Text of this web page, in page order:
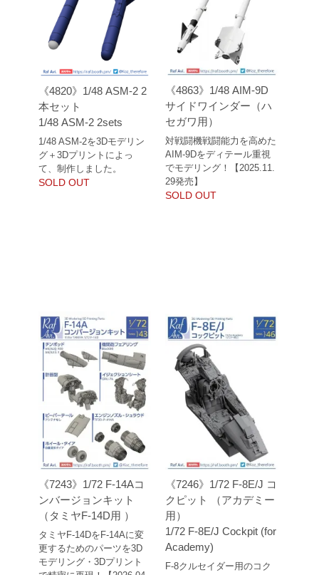
《4820》1/48 ASM-2 2
本セット
1/48 ASM-2 2sets
1/48 ASM-2を3Dモデリン
グ＋3Dプリントによっ
て、制作しました。
SOLD OUT
《4863》1/48 AIM-9D
サイドワインダー（ハ
セガワ用）
対戦闘機戦闘能力を高めた
AIM-9Dをディテール重視
でモデリング！【2025.11.
29発売】
SOLD OUT
《7243》1/72 F-14Aコ
ンバージョンキット
（タミヤF-14D用 ）
タミヤF-14DをF-14Aに変
更するためのパーツを3D
モデリング・3Dプリント
《7246》1/72 F-8E/J コ
クピット （アカデミー
用）
1/72 F-8E/J Cockpit (for
Academy)
F-8クルセイダー用のコク